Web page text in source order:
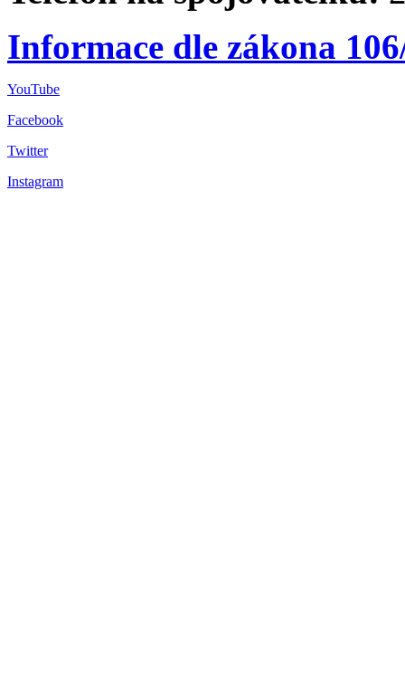
Informace dle zákona
YouTube
Facebook
Twitter
Instagram